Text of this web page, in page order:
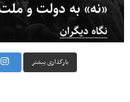
بارگذاری بیشتر